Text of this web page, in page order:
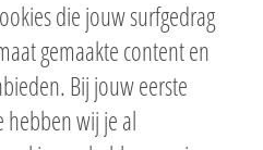
die jouw surfgedrag
gemaakte content en
Bij jouw eerste
hebben wij je al